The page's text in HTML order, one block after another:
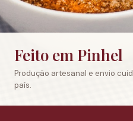
Feito em Pinhel
Produção artesanal e envio
país.